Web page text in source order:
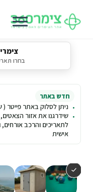
בחרו תאריכים ·
חדש באתר
ניתן לסלוק באתר פייטר (
שידרגנו את אזור
לתאריכים והרכב
אישית